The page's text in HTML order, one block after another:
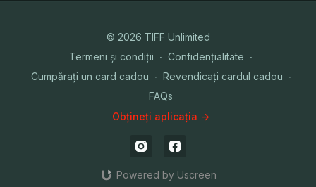
© 2026 TIFF Unlimited
Termeni și condiții ∙ Confidențialitate ∙
Cumpărați un card cadou ∙ Revendicați cardul cadou ∙
FAQs
Obțineți aplicația ->
Powered by Uscreen